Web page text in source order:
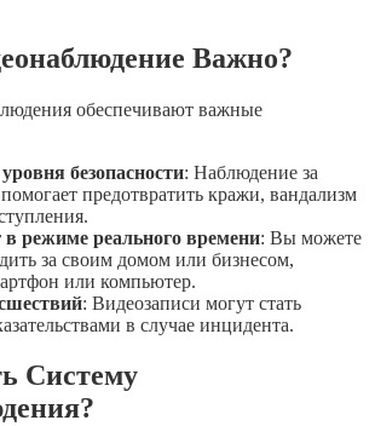
Важно?
обеспечивают важные
безопасности: Наблюдение за
предотвратить кражи, вандализм
режиме реального времени: Вы можете
за своим домом или бизнесом,
или компьютер.
: Видеозаписи могут стать
в случае инцидента.
Систему